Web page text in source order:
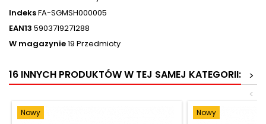
IndeksFA-SGMSH000005
EAN13 5903719271288
W magazynie19 Przedmioty
16 INNYCH PRODUKTÓW W TEJ SAMEJ KATEGORII:
>
<
Nowy Nowy